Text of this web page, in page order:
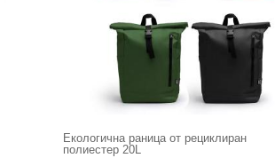
Екологична раница от рециклиран
полиестер 20L